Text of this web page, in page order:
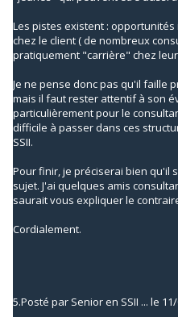
Les pistes existent :
chez le client ( de nombreux
pratiquement "carrière" chez leur
Je ne pense donc pas qu'il faille
mais il faut rester attentif à son
particulièrement pour le
difficile à passer dans ces
SSII.
Pour finir, je préciserai bien qu'il
sujet. J'ai quelques amis
saurait vous expliquer le
Cordialement.
5.Posté par Senior en SSII ... le